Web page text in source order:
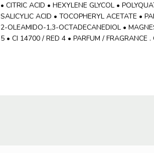
• CITRIC ACID • HEXYLENE GLYCOL •
SALICYLIC ACID • TOCOPHERYL ACETATE •
2-OLEAMIDO-1,3-OCTADECANEDIOL •
5 • CI 14700 / RED 4 • PARFUM / FRAGRANCE